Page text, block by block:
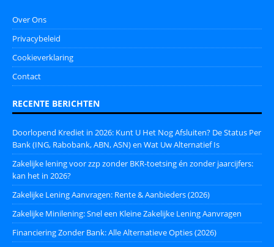
Over Ons
Privacybeleid
Cookieverklaring
Contact
RECENTE BERICHTEN
Doorlopend Krediet in 2026: Kunt U Het Nog Afsluiten? De Status Per
Bank (ING, Rabobank, ABN, ASN) en Wat Uw Alternatief Is
Zakelijke lening voor zzp zonder BKR-toetsing én zonder jaarcijfers:
kan het in 2026?
Zakelijke Lening Aanvragen: Rente & Aanbieders (2026)
Zakelijke Minilening: Snel een Kleine Zakelijke Lening Aanvragen
Financiering Zonder Bank: Alle Alternatieve Opties (2026)